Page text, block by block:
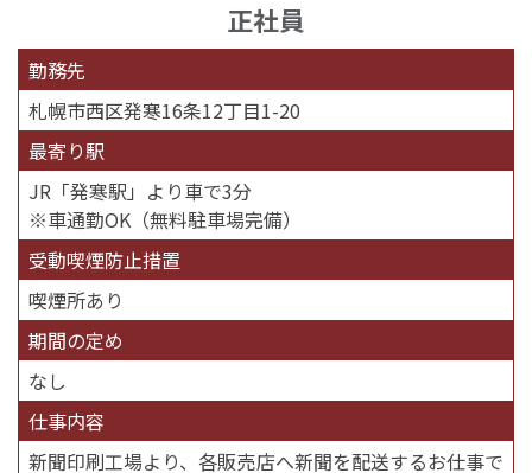
正社員
勤務先
札幌市西区発寒16条12丁目1-20
最寄り駅
JR「発寒駅」より車で3分
※車通勤OK（無料駐車場完備）
受動喫煙防止措置
喫煙所あり
期間の定め
なし
仕事内容
新聞印刷工場より、各販売店へ新聞を配送するお仕事で